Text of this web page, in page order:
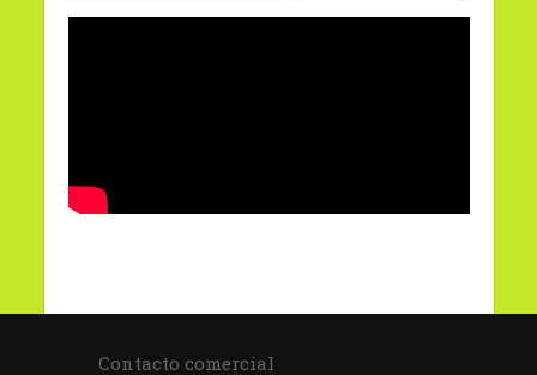
Contacto comercial